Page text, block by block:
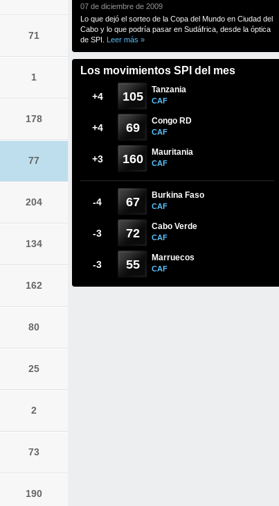
71
1
178
77
204
134
162
80
25
2
73
190
07 de diciembre de 2009
Lo que dejó el sorteo de la Copa del Mundo en Ciudad del
Cabo y lo que podría pasar en Sudáfrica, desde la óptica
de SPI. Leer más »
Los movimientos SPI del mes
+4 105 Tanzania
CAF
+4 69 Congo RD
CAF
+3 160 Mauritania
CAF
-4 67 Burkina Faso
CAF
-3 72 Cabo Verde
CAF
-3 55 Marruecos
CAF